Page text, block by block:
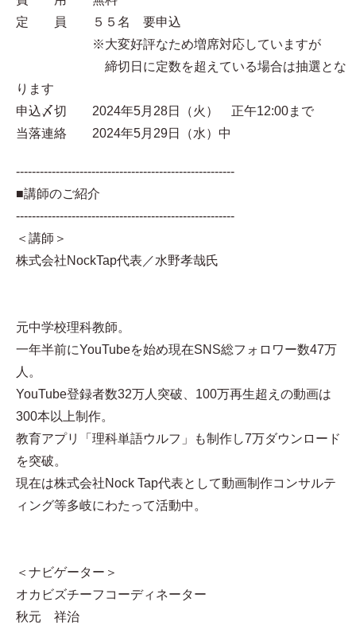
定 員 ５５名 要申込
※大変好評なため増席対応していますが
締切日に定数を超えている場合は抽選とな
ります
申込〆切 2024年5月28日（火） 正午12:00まで
当落連絡 2024年5月29日（水）中
-------------------------------------------------------
■講師のご紹介
-------------------------------------------------------
＜講師＞
株式会社NockTap代表／水野孝哉氏
元中学校理科教師。
一年半前にYouTubeを始め現在SNS総フォロワー数47万
人。
YouTube登録者数32万人突破、100万再生超えの動画は
300本以上制作。
教育アプリ「理科単語ウルフ」も制作し7万ダウンロード
を突破。
現在は株式会社Nock Tap代表として動画制作コンサルテ
ィング等多岐にわたって活動中。
＜ナビゲーター＞
オカビズチーフコーディネーター
秋元 祥治